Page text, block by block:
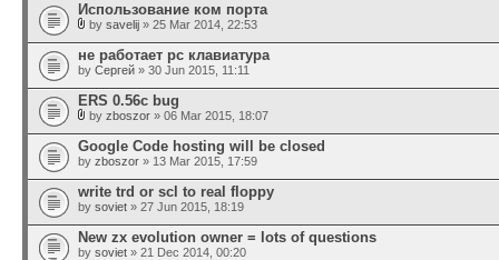
Использование ком порта
by savelij » 25 Mar 2014, 22:53
не работает pc клавиатура
by Сергей » 30 Jun 2015, 11:11
ERS 0.56c bug
by zboszor » 06 Mar 2015, 18:07
Google Code hosting will be closed
by zboszor » 13 Mar 2015, 17:59
write trd or scl to real floppy
by soviet » 27 Jun 2015, 18:19
New zx evolution owner = lots of questions
by soviet » 21 Dec 2014, 00:20